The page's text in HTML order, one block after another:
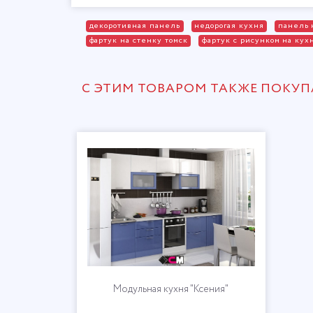
декоротивная панель недорогая кухня панель
фартук на стенку томск
фартук с рисунком на
С ЭТИМ ТОВАРОМ ТАКЖЕ
Модульная кухня "Ксения"